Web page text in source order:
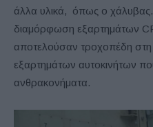
άλλα υλικά, όπως ο χάλυβας.
διαμόρφωση εξαρτημάτων
αποτελούσαν τροχοπέδη
εξαρτημάτων αυτοκινήτων
ανθρακονήματα.